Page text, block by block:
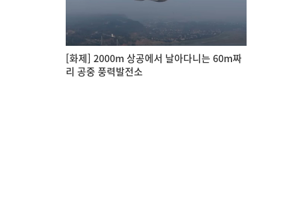
[화제] 2000m 상공에서 날아다니는 60m짜
리 공중 풍력발전소